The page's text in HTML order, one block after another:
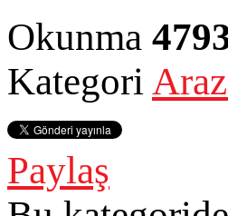
Okunma
Kategori
Paylaş